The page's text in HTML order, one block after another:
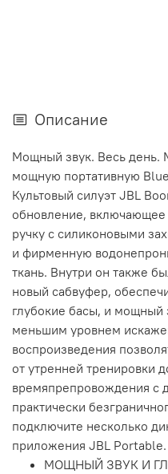
Описание
Мощный звук. Весь день.
мощную портативную
Культовый силуэт JBL
обновление,
ручку с силиконовыми
и фирменную
ткань. Внутри он также
новый сабвуфер,
глубокие басы, и мощный
меньшим уровнем
воспроизведения
от утренней тренировки
времяпрепровождения с
практически
подключите несколько
приложения JBL Portable.
МОЩНЫЙ ЗВУК И